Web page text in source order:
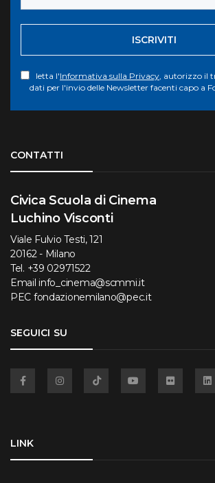
ISCRIVITI
letta l'Informativa sulla Privacy, autorizzo il
dati per l'invio delle Newsletter facenti capo a
CONTATTI
Civica Scuola di Cinema
Luchino Visconti
Viale Fulvio Testi, 121
20162 - Milano
Tel. +39 02971522
Email info_cinema@scmmi.it
PEC fondazionemilano@pec.it
SEGUICI SU
LINK